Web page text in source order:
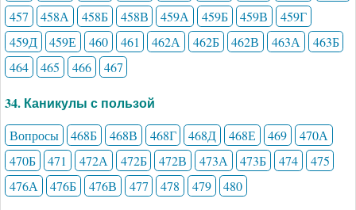
457
458А 458Б 458В 459А 459Б 459В
459Г
459Д
459Е 460 461 462А 462Б 462В 463А
463Б
464
465 466 467
34. Каникулы с пользой
Вопросы 468Б 468В 468Г 468Д 468Е 469
470А
470Б
471 472А 472Б 472В 473А 473Б 474
475
476А
476Б 476В 477 478 479 480